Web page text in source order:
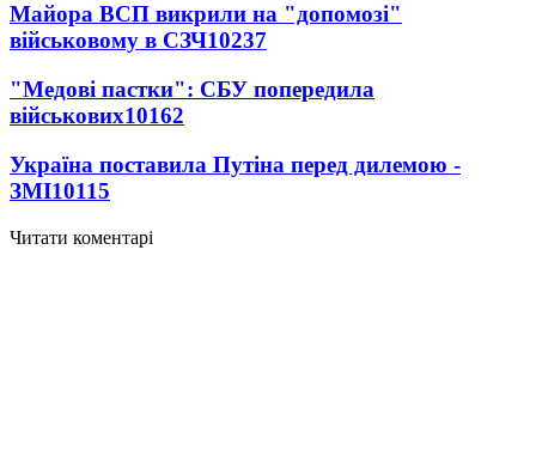
Майора ВСП викрили на "допомозі"
військовому в СЗЧ10237
"Медові пастки": СБУ попередила
військових10162
Україна поставила Путіна перед дилемою -
ЗМІ10115
Читати коментарі